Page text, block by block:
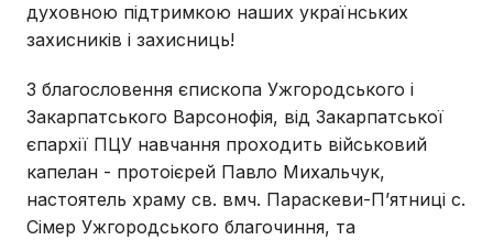
духовною підтримкою наших українських
захисників і захисниць!
З благословення єпископа Ужгородського і
Закарпатського Варсонофія, від Закарпатської
єпархії ПЦУ навчання проходить військовий
капелан - протоієрей Павло Михальчук,
настоятель храму св. вмч. Параскеви-Пʼятниці с.
Сімер Ужгородського благочиння, та